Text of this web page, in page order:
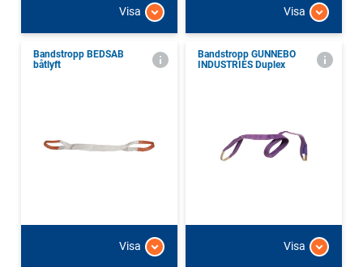
Visa Visa
Bandstropp BEDSAB
båtlyft
Visa
Bandstropp GUNNEBO
INDUSTRIES Duplex
Visa